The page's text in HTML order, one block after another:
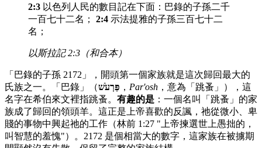
2:3 以色列人民的數目記在下面：巴錄的子孫二千
一百七十二名； 2:4 示法提雅的子孫三百七十二
名；
以斯拉記 2:3（和合本）
「巴錄的子孫 2172」，開頭第一個家族就是這次歸回最大的
氏族之一。「巴錄」（פַּרְעֹשׁ ， Par'osh ，意為「跳蚤」），這
名字在希伯來文裡指跳蚤。 有趣的是 ：一個名叫「跳蚤」的家
族成了歸回的領頭羊。這正是上帝喜歡的反諷，祂從微小、卑
賤的事物中興起祂的工作（林前 1:27 "上帝揀選世上愚拙的，
叫智慧的羞愧"）。2172 是個相當大的數字，這家族在被擄期